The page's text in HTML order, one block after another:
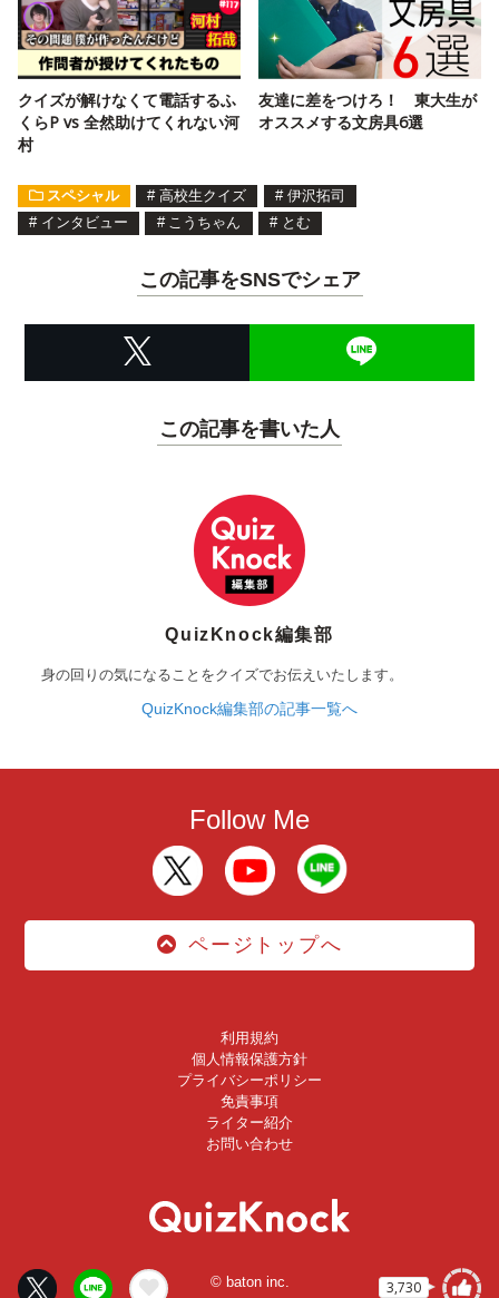
3,730
クイズが解けなくて電話するふ
くらP vs 全然助けてくれない河
村
友達に差をつけろ！ 東大生が
オススメする文房具6選
スペシャル # 高校生クイズ # 伊沢拓司
# インタビュー # こうちゃん # とむ
この記事をSNSでシェア
この記事を書いた人
QuizKnock編集部
身の回りの気になることをクイズでお伝えいたします。
QuizKnock編集部の記事一覧へ
Follow Me
ページトップへ
利用規約
個人情報保護方針
プライバシーポリシー
免責事項
ライター紹介
お問い合わせ
© baton inc.